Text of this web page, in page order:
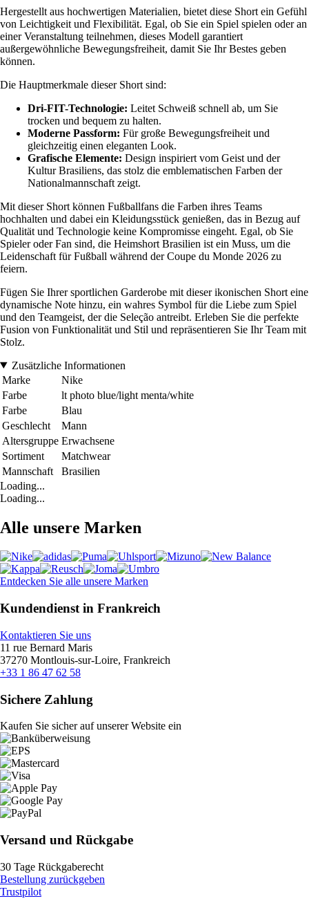
Hergestellt aus hochwertigen Materialien, bietet diese Short ein Gefühl
von Leichtigkeit und Flexibilität. Egal, ob Sie ein Spiel spielen oder an
einer Veranstaltung teilnehmen, dieses Modell garantiert
außergewöhnliche Bewegungsfreiheit, damit Sie Ihr Bestes geben
können.
Die Hauptmerkmale dieser Short sind:
Dri-FIT-Technologie: Leitet Schweiß schnell ab, um Sie
trocken und bequem zu halten.
Moderne Passform: Für große Bewegungsfreiheit und
gleichzeitig einen eleganten Look.
Grafische Elemente: Design inspiriert vom Geist und der
Kultur Brasiliens, das stolz die emblematischen Farben der
Nationalmannschaft zeigt.
Mit dieser Short können Fußballfans die Farben ihres Teams
hochhalten und dabei ein Kleidungsstück genießen, das in Bezug auf
Qualität und Technologie keine Kompromisse eingeht. Egal, ob Sie
Spieler oder Fan sind, die Heimshort Brasilien ist ein Muss, um die
Leidenschaft für Fußball während der Coupe du Monde 2026 zu
feiern.
Fügen Sie Ihrer sportlichen Garderobe mit dieser ikonischen Short eine
dynamische Note hinzu, ein wahres Symbol für die Liebe zum Spiel
und den Teamgeist, der die Seleção antreibt. Erleben Sie die perfekte
Fusion von Funktionalität und Stil und repräsentieren Sie Ihr Team mit
Stolz.
Zusätzliche Informationen
Marke
Nike
Farbe
lt photo blue/light menta/white
Farbe
Blau
Geschlecht
Mann
Altersgruppe Erwachsene
Sortiment
Matchwear
Mannschaft
Brasilien
Loading...
Loading...
Alle unsere Marken
Entdecken Sie alle unsere Marken
Kundendienst in Frankreich
Kontaktieren Sie uns
11 rue Bernard Maris
37270 Montlouis-sur-Loire, Frankreich
+33 1 86 47 62 58
Sichere Zahlung
Kaufen Sie sicher auf unserer Website ein
Versand und Rückgabe
30 Tage Rückgaberecht
Bestellung zurückgeben
Trustpilot